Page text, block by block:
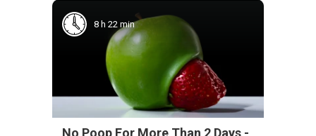
8 h 22 min
No Poop For More Than 2 Days -